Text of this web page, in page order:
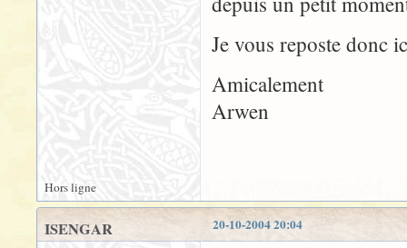
Je vous reposte donc
Amicalement
Arwen
Hors ligne
20-10-2004 20:04
ISENGAR